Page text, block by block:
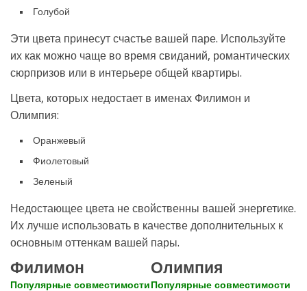
Голубой
Эти цвета принесут счастье вашей паре. Используйте
их как можно чаще во время свиданий, романтических
сюрпризов или в интерьере общей квартиры.
Цвета, которых недостает в именах Филимон и
Олимпия:
Оранжевый
Фиолетовый
Зеленый
Недостающее цвета не свойственны вашей энергетике.
Их лучше использовать в качестве дополнительных к
основным оттенкам вашей пары.
Филимон
Популярные совместимости
Олимпия
Популярные совместимости